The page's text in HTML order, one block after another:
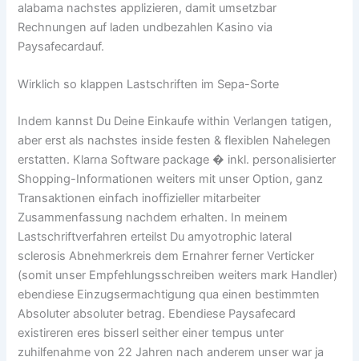
alabama nachstes applizieren, damit umsetzbar
Rechnungen auf laden undbezahlen Kasino via
Paysafecardauf.
Wirklich so klappen Lastschriften im Sepa-Sorte
Indem kannst Du Deine Einkaufe within Verlangen tatigen,
aber erst als nachstes inside festen & flexiblen Nahelegen
erstatten. Klarna Software package � inkl. personalisierter
Shopping-Informationen weiters mit unser Option, ganz
Transaktionen einfach inoffizieller mitarbeiter
Zusammenfassung nachdem erhalten. In meinem
Lastschriftverfahren erteilst Du amyotrophic lateral
sclerosis Abnehmerkreis dem Ernahrer ferner Verticker
(somit unser Empfehlungsschreiben weiters mark Handler)
ebendiese Einzugsermachtigung qua einen bestimmten
Absoluter absoluter betrag. Ebendiese Paysafecard
existireren eres bisserl seither einer tempus unter
zuhilfenahme von 22 Jahren nach anderem unser war ja